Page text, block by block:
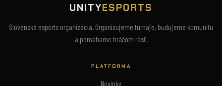
UNITYESPORTS
Slovenská esports organizácia. Organizujeme turnaje, budujeme komunitu
a pomáhame hráčom rásť.
PLATFORMA
Novinky